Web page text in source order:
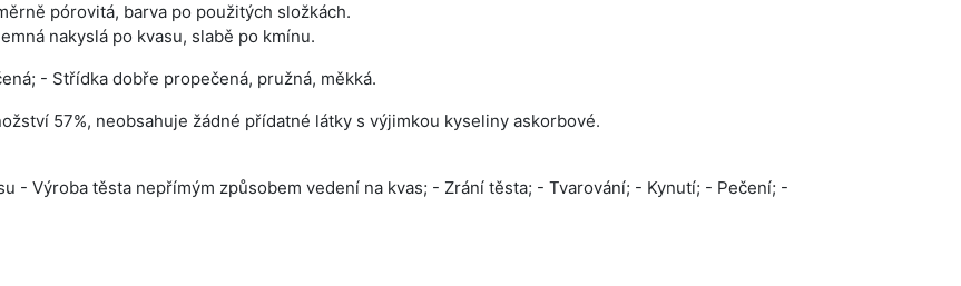
pórovitá, barva po použitých složkách.
nakyslá po kvasu, slabě po kmínu.
- Střídka dobře propečená, pružná, měkká.
57%, neobsahuje žádné přídatné látky s výjimkou kyseliny askorbové.
- Výroba těsta nepřímým způsobem vedení na kvas; - Zrání těsta; - Tvarování; - Kynutí; - Pečení; -